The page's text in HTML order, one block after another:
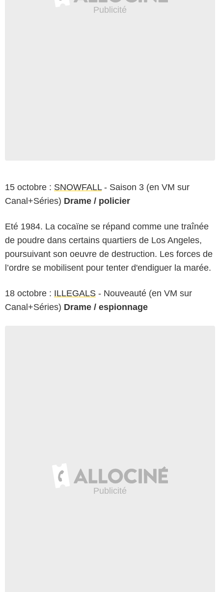
15 octobre : SNOWFALL- Saison 3 (en VM sur
Canal+Séries) Drame / policier
Eté 1984. La cocaïne se répand comme une traînée
de poudre dans certains quartiers de Los Angeles,
poursuivant son oeuvre de destruction. Les forces de
l’ordre se mobilisent pour tenter d'endiguer la marée.
18 octobre : ILLEGALS - Nouveauté (en VM sur
Canal+Séries) Drame / espionnage